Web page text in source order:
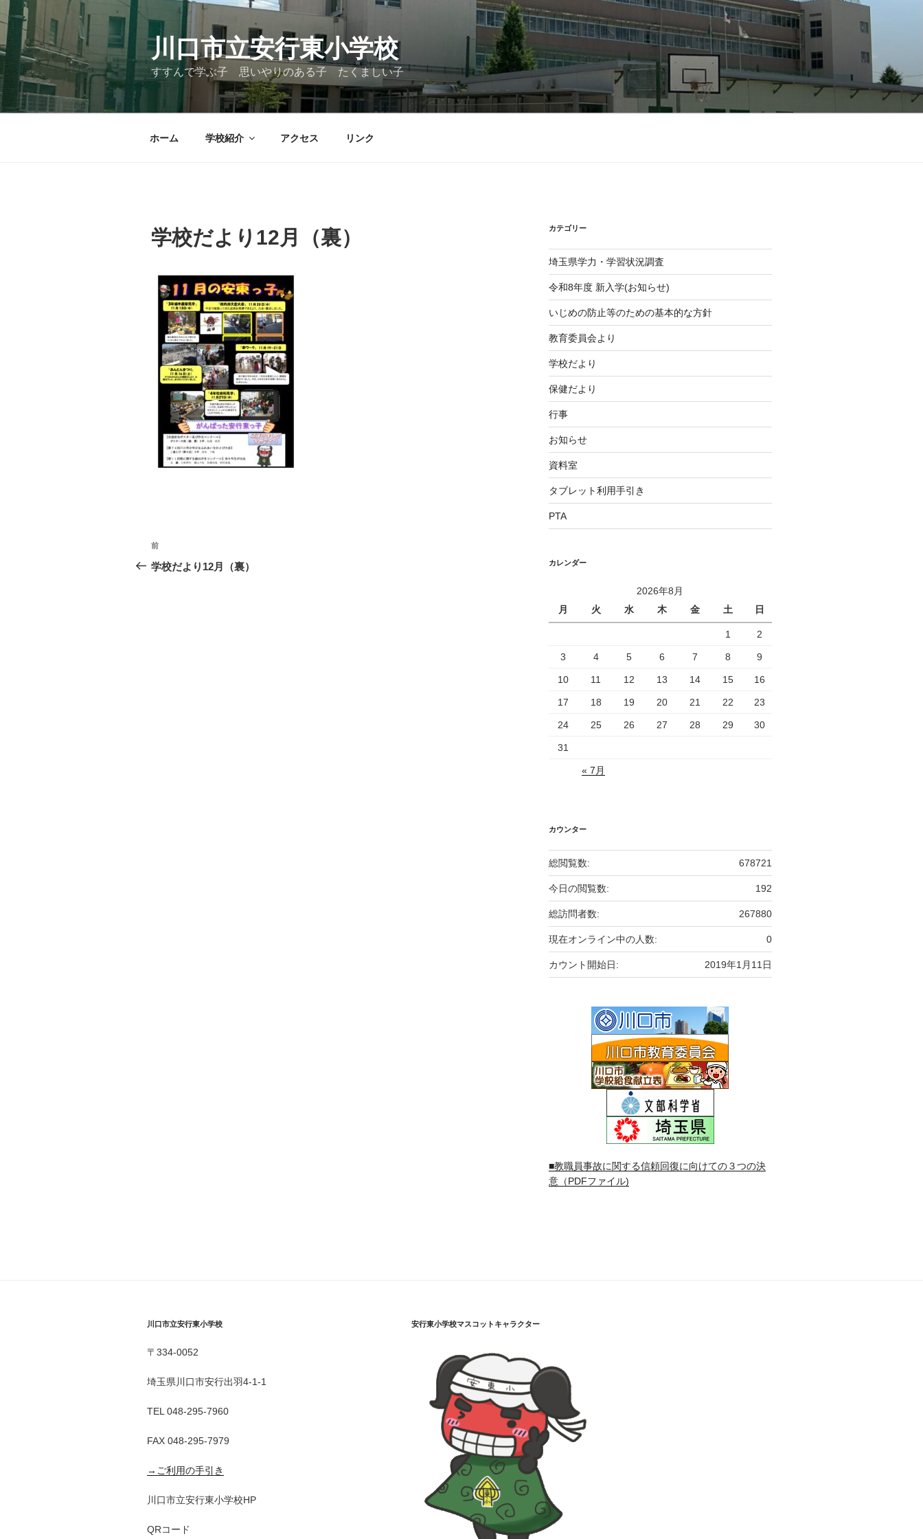
コ
ン
テ
ン
ツ
へ
ス
川口市立安行東小学校
すすんで学ぶ子 思いやりのある子 たくましい子
ホーム 学校紹介 アクセス リンク
学校だより12月（裏）
投
稿
前
の
前
学校だより12月（裏）
カテゴリー
埼玉県学力・学習状況調査
令和8年度 新入学(お知らせ)
いじめの防止等のための基本的な方針
教育委員会より
学校だより
保健だより
行事
お知らせ
資料室
タブレット利用手引き
PTA
カレンダー
2026年8月
月
火 水 木 金 土 日
1 2
3 4 5 6 7 8 9
10 11 12 13 14 15 16
17 18 19 20 21 22 23
24 25 26 27 28 29 30
31
« 7月
カウンター
678721
総閲覧数:
192
今日の閲覧数:
267880
総訪問者数:
0
現在オンライン中の人数:
2019年1月11日
カウント開始日:
■教職員事故に関する信頼回復に向けての３つの決
意（PDFファイル)
川口市立安行東小学校
〒334-0052
埼玉県川口市安行出羽4-1-1
TEL 048-295-7960
FAX 048-295-7979
→ご利用の手引き
川口市立安行東小学校HP
QRコード
安行東小学校マスコットキャラクター